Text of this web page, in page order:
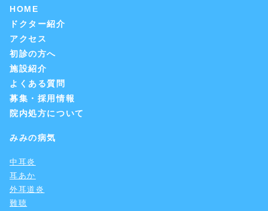
HOME
ドクター紹介
アクセス
初診の方へ
施設紹介
よくある質問
募集・採用情報
院内処方について
みみの病気
中耳炎
耳あか
外耳道炎
難聴